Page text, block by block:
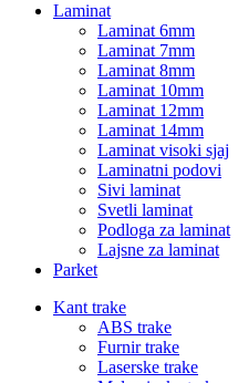
Laminat
Laminat 6mm
Laminat 7mm
Laminat 8mm
Laminat 10mm
Laminat 12mm
Laminat 14mm
Laminat visoki sjaj
Laminatni podovi
Sivi laminat
Svetli laminat
Podloga za laminat
Lajsne za laminat
Parket
Kant trake
ABS trake
Furnir trake
Laserske trake